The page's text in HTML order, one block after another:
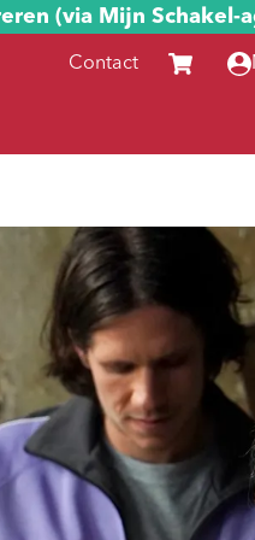
(via Mijn Schakel-
Contact